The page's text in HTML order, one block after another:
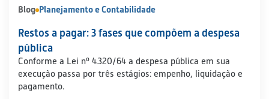
Blog Planejamento e Contabilidade
Restos a pagar: 3 fases que compõem a despesa
pública
Conforme a Lei nº 4.320/64 a despesa pública em sua
execução passa por três estágios: empenho, liquidação e
pagamento.